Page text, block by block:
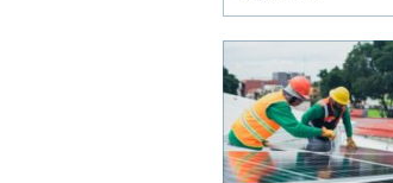
många är res...